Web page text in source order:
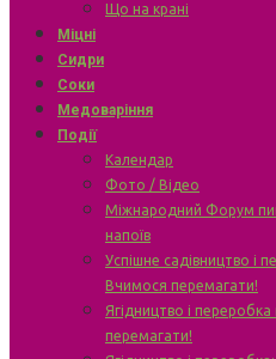
Що на крані
Міцні
Сидри
Соки
Медоваріння
Події
Календар
Фото / Відео
Міжнародний Форум
напоїв
Успішне садівництво і
Вчимося перемагати!
Ягідництво і
перемагати!